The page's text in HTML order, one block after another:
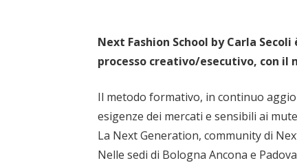
Next Fashion School by Carla
processo creativo/esecutivo, con il
Il metodo formativo, in continuo
esigenze dei mercati e sensibili ai
La Next Generation, community di
Nelle sedi di Bologna Ancona e